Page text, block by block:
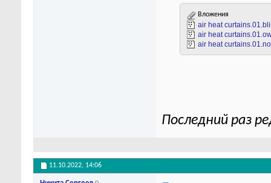
Вложения
air heat
air heat
air heat
Последний раз
11.10.2022, 14:06